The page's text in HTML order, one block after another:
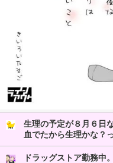
生理の予定が８月６日
血でたから生理かな？
ドラッグストア勤務中